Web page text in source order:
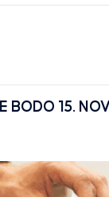
BODO 15.